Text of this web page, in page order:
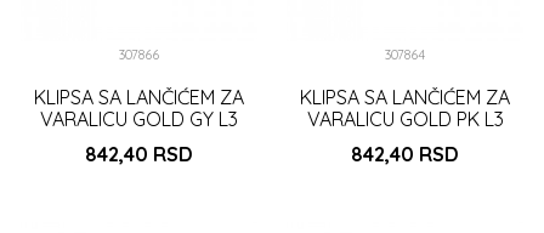
307866
KLIPSA SA LANČIĆEM ZA
VARALICU GOLD GY L3
842,40 RSD
307864
KLIPSA SA LANČIĆEM ZA
VARALICU GOLD PK L3
842,40 RSD